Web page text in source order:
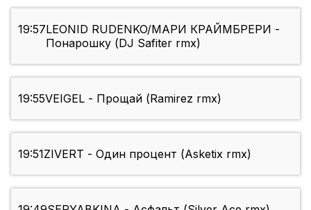
19:57LEONID RUDENKO/МАРИ КРАЙМБРЕРИ -
Понарошку (DJ Safiter rmx)
19:55VEIGEL - Прощай (Ramirez rmx)
19:51ZIVERT - Один процент (Asketix rmx)